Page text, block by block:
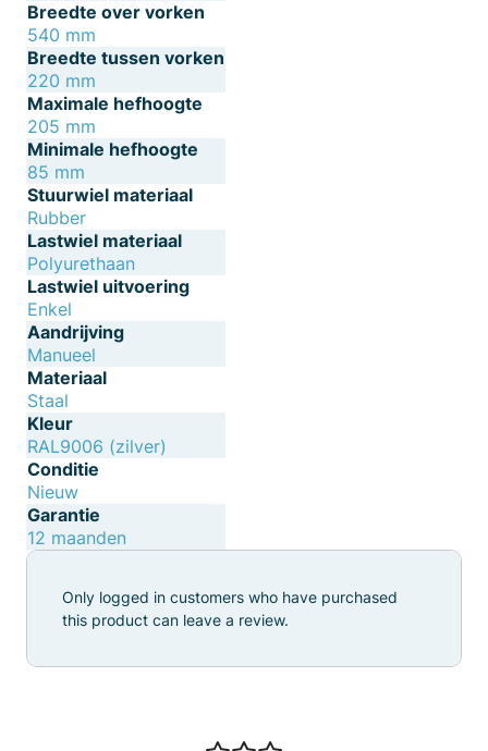
Breedte over vorken
540 mm
Breedte tussen vorken
220 mm
Maximale hefhoogte
205 mm
Minimale hefhoogte
85 mm
Stuurwiel materiaal
Rubber
Lastwiel materiaal
Polyurethaan
Lastwiel uitvoering
Enkel
Aandrijving
Manueel
Materiaal
Staal
Kleur
RAL9006 (zilver)
Conditie
Nieuw
Garantie
12 maanden
Only logged in customers who have purchased
this product can leave a review.